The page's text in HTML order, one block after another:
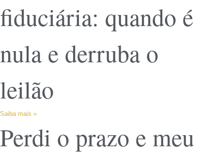
fiduciária: quando é
nula e derruba o
leilão
Saiba mais »
Perdi o prazo e meu